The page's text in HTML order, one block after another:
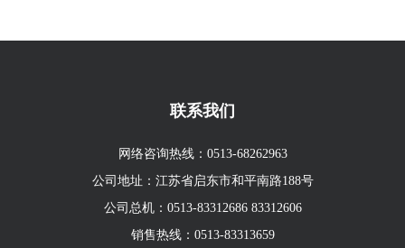
联系我们
网络咨询热线： 0513-68262963
公司地址：江苏省启东市和平南路188号
公司总机： 0513-83312686 83312606
销售热线： 0513-83313659